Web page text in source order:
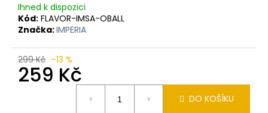
Ihned k dispozici
Kód: FLAVOR-IMSA-OBALL
Značka:IMPERIA
299 Kč –13 %
259 Kč
DO KOŠÍKU
č
u
e
m